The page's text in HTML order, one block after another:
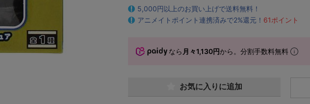
5,000円以上のお買い上げで送料無料！
アニメイトポイント連携済みで2%還元！ 61ポイント
なら 月々1,130円から。分割手数料無料
お気に入りに追加